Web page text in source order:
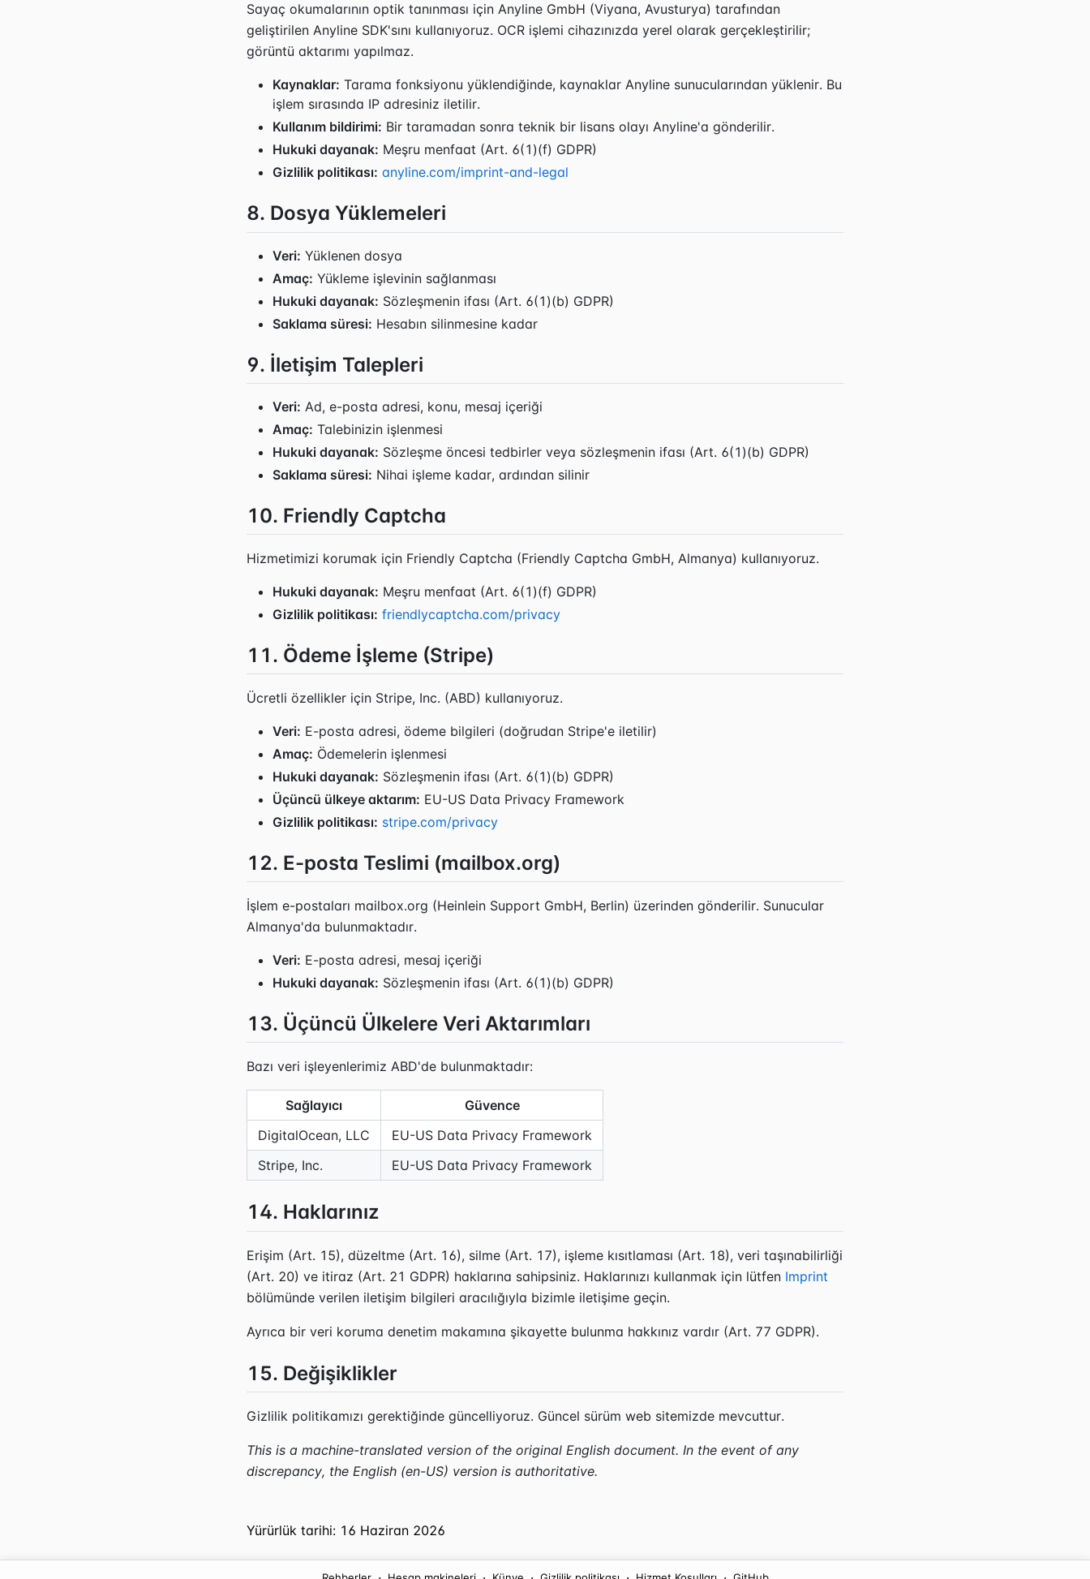
Sayaç okumalarının optik tanınması için Anyline GmbH (Viyana, Avusturya) tarafından
geliştirilen Anyline SDK'sını kullanıyoruz. OCR işlemi cihazınızda yerel olarak gerçekleştirilir;
görüntü aktarımı yapılmaz.
Kaynaklar: Tarama fonksiyonu yüklendiğinde, kaynaklar Anyline sunucularından yüklenir. Bu
işlem sırasında IP adresiniz iletilir.
Kullanım bildirimi: Bir taramadan sonra teknik bir lisans olayı Anyline'a gönderilir.
Hukuki dayanak: Meşru menfaat (Art. 6(1)(f) GDPR)
Gizlilik politikası: anyline.com/imprint-and-legal
8. Dosya Yüklemeleri
Veri: Yüklenen dosya
Amaç: Yükleme işlevinin sağlanması
Hukuki dayanak: Sözleşmenin ifası (Art. 6(1)(b) GDPR)
Saklama süresi: Hesabın silinmesine kadar
9. İletişim Talepleri
Veri: Ad, e-posta adresi, konu, mesaj içeriği
Amaç: Talebinizin işlenmesi
Hukuki dayanak: Sözleşme öncesi tedbirler veya sözleşmenin ifası (Art. 6(1)(b) GDPR)
Saklama süresi: Nihai işleme kadar, ardından silinir
10. Friendly Captcha
Hizmetimizi korumak için Friendly Captcha (Friendly Captcha GmbH, Almanya) kullanıyoruz.
Hukuki dayanak: Meşru menfaat (Art. 6(1)(f) GDPR)
Gizlilik politikası: friendlycaptcha.com/privacy
11. Ödeme İşleme (Stripe)
Ücretli özellikler için Stripe, Inc. (ABD) kullanıyoruz.
Veri: E-posta adresi, ödeme bilgileri (doğrudan Stripe'e iletilir)
Amaç: Ödemelerin işlenmesi
Hukuki dayanak: Sözleşmenin ifası (Art. 6(1)(b) GDPR)
Üçüncü ülkeye aktarım: EU-US Data Privacy Framework
Gizlilik politikası: stripe.com/privacy
12. E-posta Teslimi (mailbox.org)
İşlem e-postaları mailbox.org (Heinlein Support GmbH, Berlin) üzerinden gönderilir. Sunucular
Almanya'da bulunmaktadır.
Veri: E-posta adresi, mesaj içeriği
Hukuki dayanak: Sözleşmenin ifası (Art. 6(1)(b) GDPR)
13. Üçüncü Ülkelere Veri Aktarımları
Bazı veri işleyenlerimiz ABD'de bulunmaktadır:
Sağlayıcı
Güvence
DigitalOcean, LLC
EU-US Data Privacy Framework
Stripe, Inc.
EU-US Data Privacy Framework
14. Haklarınız
Erişim (Art. 15), düzeltme (Art. 16), silme (Art. 17), işleme kısıtlaması (Art. 18), veri taşınabilirliği
(Art. 20) ve itiraz (Art. 21 GDPR) haklarına sahipsiniz. Haklarınızı kullanmak için lütfen Imprint
bölümünde verilen iletişim bilgileri aracılığıyla bizimle iletişime geçin.
Ayrıca bir veri koruma denetim makamına şikayette bulunma hakkınız vardır (Art. 77 GDPR).
15. Değişiklikler
Gizlilik politikamızı gerektiğinde güncelliyoruz. Güncel sürüm web sitemizde mevcuttur.
This is a machine-translated version of the original English document. In the event of any
discrepancy, the English (en-US) version is authoritative.
Yürürlük tarihi: 16 Haziran 2026